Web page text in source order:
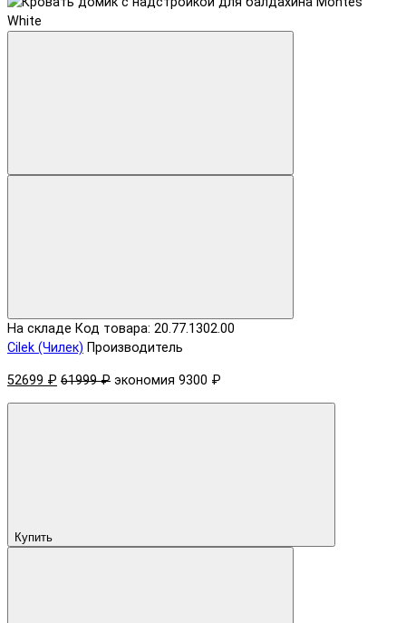
На складе Код товара: 20.77.1302.00
Cilek (Чилек) Производитель
52699 ₽ 61999 ₽ экономия 9300 ₽
Купить